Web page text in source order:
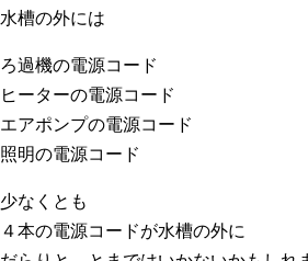
水槽の外には
ろ過機の電源コード
ヒーターの電源コード
エアポンプの電源コード
照明の電源コード
少なくとも
４本の電源コードが水槽の外に